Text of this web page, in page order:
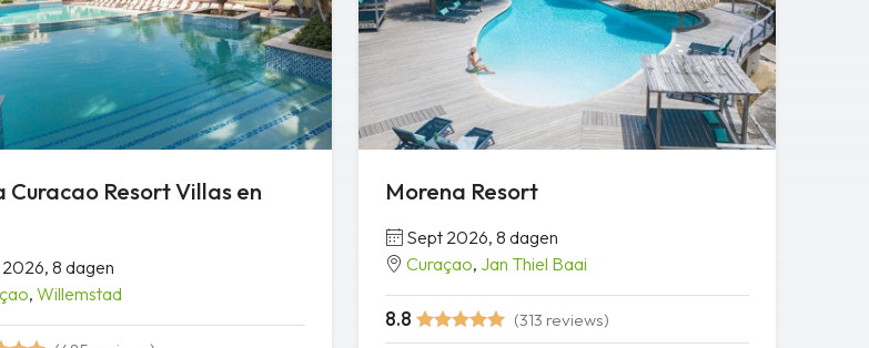
Curacao Resort Villas en
8 dagen
, Willemstad
Morena Resort
Sept 2026, 8 dagen
Curaçao, Jan Thiel Baai
8.8 (313 reviews)